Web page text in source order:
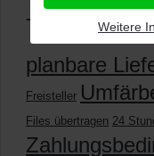
Tags
planbare
Freisteller
Files übertragen 24
Weitere